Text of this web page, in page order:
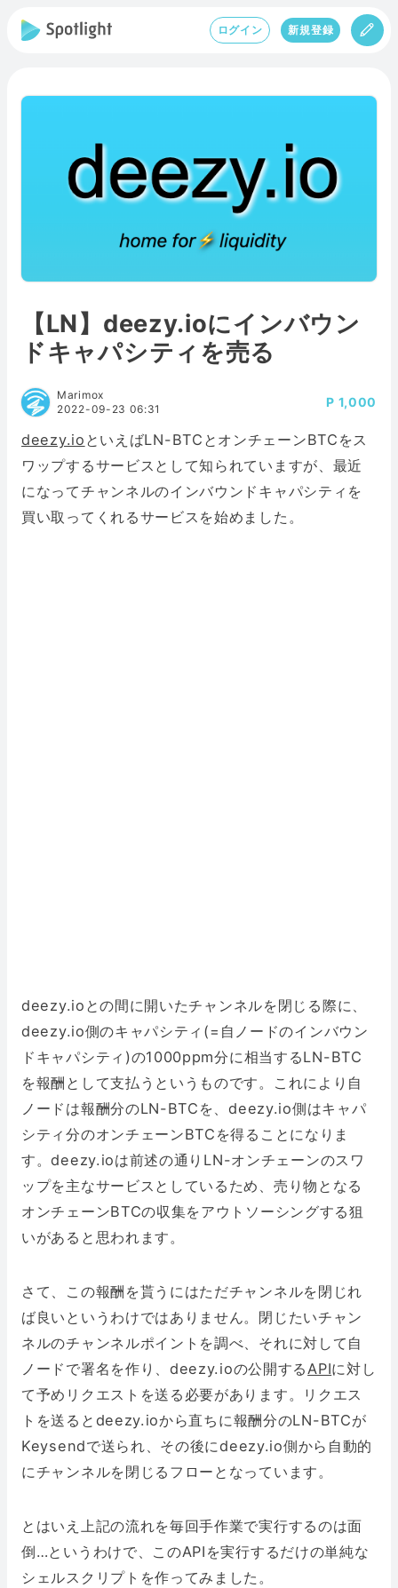
ログイン 新規登録
【LN】deezy.ioにインバウン
ドキャパシティを売る
Marimox
2022-09-23 06:31
1,000
deezy.io といえばLN-BTCとオンチェーンBTCをス
ワップするサービスとして知られていますが、最近
になってチャンネルのインバウンドキャパシティを
買い取ってくれるサービスを始めました。
deezy.ioとの間に開いたチャンネルを閉じる際に、
deezy.io側のキャパシティ(=自ノードのインバウン
ドキャパシティ)の1000ppm分に相当するLN-BTC
を報酬として支払うというものです。これにより自
ノードは報酬分のLN-BTCを、deezy.io側はキャパ
シティ分のオンチェーンBTCを得ることになりま
す。deezy.ioは前述の通りLN-オンチェーンのスワ
ップを主なサービスとしているため、売り物となる
オンチェーンBTCの収集をアウトソーシングする狙
いがあると思われます。
さて、この報酬を貰うにはただチャンネルを閉じれ
ば良いというわけではありません。閉じたいチャン
ネルのチャンネルポイントを調べ、それに対して自
ノードで署名を作り、deezy.ioの公開するAPIに対し
て予めリクエストを送る必要があります。リクエス
トを送るとdeezy.ioから直ちに報酬分のLN-BTCが
Keysendで送られ、その後にdeezy.io側から自動的
にチャンネルを閉じるフローとなっています。
とはいえ上記の流れを毎回手作業で実行するのは面
倒…というわけで、このAPIを実行するだけの単純な
シェルスクリプトを作ってみました。